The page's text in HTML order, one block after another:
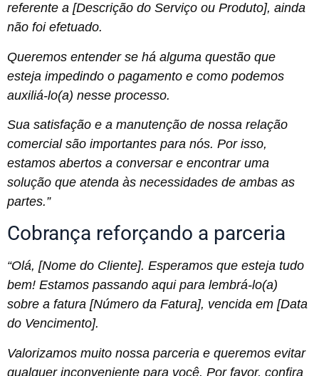
referente a [Descrição do Serviço ou Produto], ainda
não foi efetuado.
Queremos entender se há alguma questão que
esteja impedindo o pagamento e como podemos
auxiliá-lo(a) nesse processo.
Sua satisfação e a manutenção de nossa relação
comercial são importantes para nós. Por isso,
estamos abertos a conversar e encontrar uma
solução que atenda às necessidades de ambas as
partes.”
Cobrança reforçando a parceria
“Olá, [Nome do Cliente]. Esperamos que esteja tudo
bem! Estamos passando aqui para lembrá-lo(a)
sobre a fatura [Número da Fatura], vencida em [Data
do Vencimento].
Valorizamos muito nossa parceria e queremos evitar
qualquer inconveniente para você. Por favor, confira